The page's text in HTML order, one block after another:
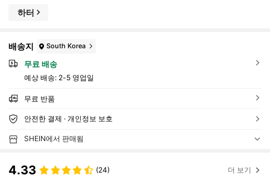
하터
배송지 South Korea
무료 배송
예상 배송: 2-5 영업일
무료 반품
안전한 결제 · 개인정보 보호
SHEIN에서 판매됨
4.33 (24) 더 보기